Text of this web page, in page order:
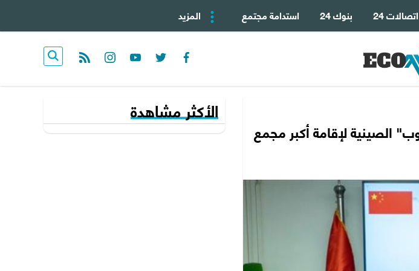
اتصالات 24 بنوك 24 استدامة مجتمع المزيد
facebook
twitter
youtube
instagram
rss feed
جروب" الصينية لإقامة أكبر مجمع
الأكثر مشاهدة